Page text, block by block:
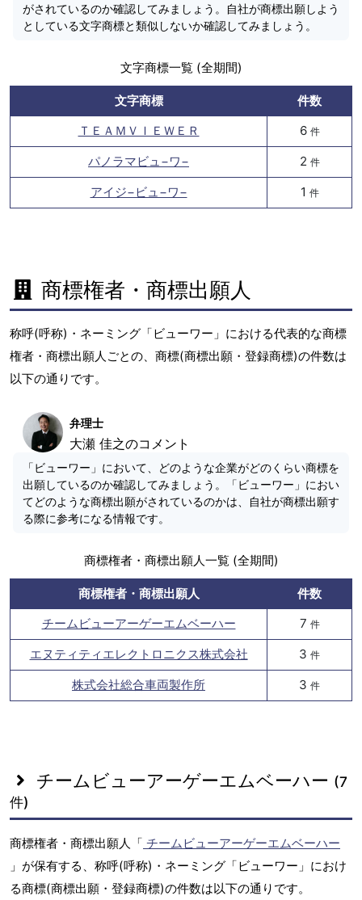
がされているのか確認してみましょう。自社が商標出願しよう
としている文字商標と類似しないか確認してみましょう。
文字商標一覧 (全期間)
文字商標
件数
ＴＥＡＭＶＩＥＷＥＲ
6 件
パノラマビュ−ワ− 2 件
アイジ−ビュ−ワ− 1 件
商標権者・商標出願人
称呼(呼称)・ネーミング「ビューワー」における代表的な商標
権者・商標出願人ごとの、商標(商標出願・登録商標)の件数は
以下の通りです。
弁理士
大瀬 佳之のコメント
「ビューワー」において、どのような企業がどのくらい商標を
出願しているのか確認してみましょう。「ビューワー」におい
てどのような商標出願がされているのかは、自社が商標出願す
る際に参考になる情報です。
商標権者・商標出願人一覧 (全期間)
商標権者・商標出願人
件数
チームビューアーゲーエムベーハー
7 件
エヌティティエレクトロニクス株式会社 3 件
株式会社総合車両製作所 3 件
チームビューアーゲーエムベーハー (7
件)
商標権者・商標出願人「 チームビューアーゲーエムベーハー
」が保有する、称呼(呼称)・ネーミング「ビューワー」におけ
る商標(商標出願・登録商標)の件数は以下の通りです。